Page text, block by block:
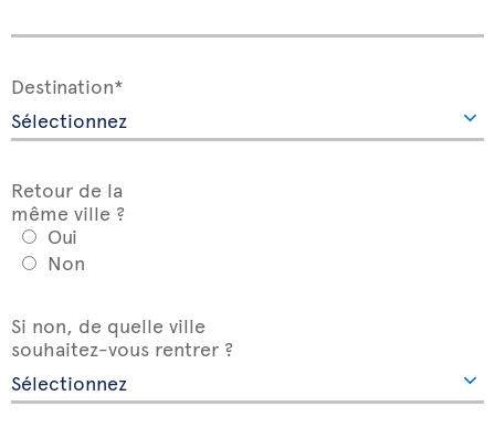
Destination*
Retour de la
même ville ?
Oui
Non
Si non, de quelle ville
souhaitez-vous rentrer ?